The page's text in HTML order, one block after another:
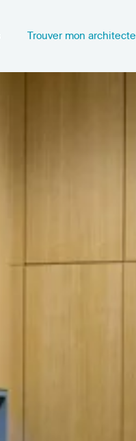
Trouver mon architecte